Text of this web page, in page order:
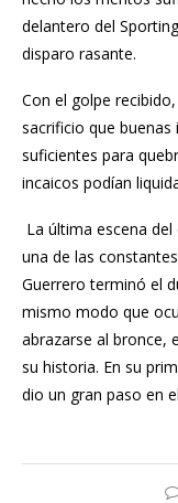
delantero del
disparo rasante.
Con el golpe
sacrificio que buenas
suficientes para
incaicos podían
La última escena
una de las
Guerrero terminó el
mismo modo que
abrazarse al bronce,
su historia. En su
dio un gran paso en